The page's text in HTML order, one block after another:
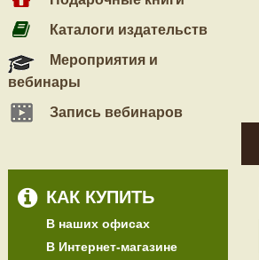
Каталоги издательств
Мероприятия и
вебинары
Запись вебинаров
КАК КУПИТЬ
В наших офисах
В Интернет-магазине